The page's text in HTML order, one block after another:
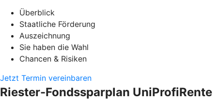
Überblick
Staatliche Förderung
Auszeichnung
Sie haben die Wahl
Chancen & Risiken
Jetzt Termin vereinbaren
Riester-Fondssparplan UniProfiRente